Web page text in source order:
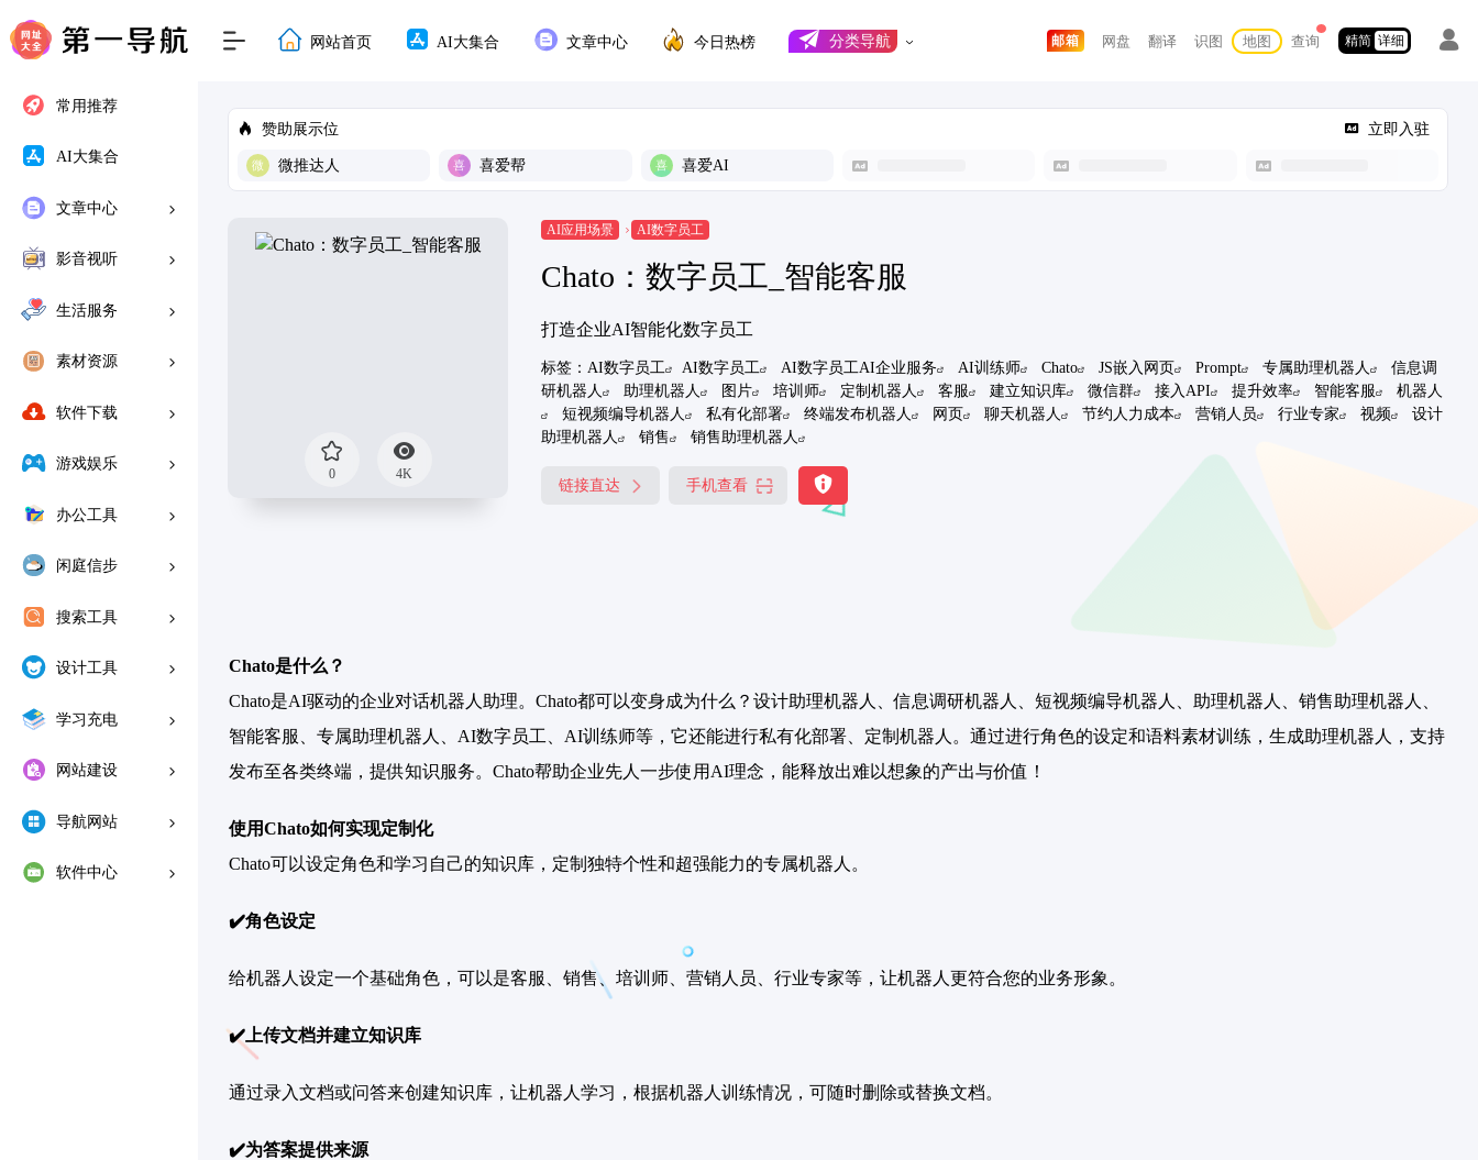
常用推荐
AI大集合
文章中心
影音视听
生活服务
素材资源
软件下载
游戏娱乐
办公工具
闲庭信步
搜索工具
设计工具
学习充电
网站建设
导航网站
软件中心
网站首页 AI大集合 文章中心 今日热榜 分类导航 邮箱 网盘 翻译 识图 地图 查询 精简 详细
赞助展示位 立即入驻
微推达人 喜爱帮 喜爱AI
0 4K
AI应用场景 AI数字员工
Chato：数字员工_智能客服
打造企业AI智能化数字员工
标签： AI数字员工 AI数字员工 AI数字员工AI企业服务 AI训练师 Chato JS嵌入网页 Prompt 专属助理机器人
信息调
研机器人
助理机器人 图片 培训师 定制机器人 客服 建立知识库 微信群 接入API 提升效率 智能客服
机器人
短视频编导机器人
私有化部署 终端发布机器人 网页 聊天机器人 节约人力成本 营销人员 行业专家 视频
设计
助理机器人
销售 销售助理机器人
链接直达 手机查看
Chato是什么？
Chato是AI驱动的企业对话机器人助理。Chato都可以变身成为什么？设计助理机器人、信息调研机器人、短视频编导机器人、助理机器人、销售助理机器人、
智能客服、专属助理机器人、AI数字员工、AI训练师等，它还能进行私有化部署、定制机器人。通过进行角色的设定和语料素材训练，生成助理机器人，支持
发布至各类终端，提供知识服务。Chato帮助企业先人一步使用AI理念，能释放出难以想象的产出与价值！
使用Chato如何实现定制化
Chato可以设定角色和学习自己的知识库，定制独特个性和超强能力的专属机器人。
✔️角色设定
给机器人设定一个基础角色，可以是客服、销售、培训师、营销人员、行业专家等，让机器人更符合您的业务形象。
✔️上传文档并建立知识库
通过录入文档或问答来创建知识库，让机器人学习，根据机器人训练情况，可随时删除或替换文档。
✔️为答案提供来源